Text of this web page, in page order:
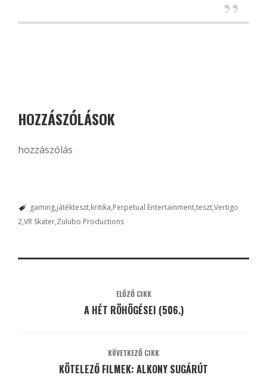
HOZZÁSZÓLÁSOK
hozzászólás
gaming játékteszt kritika Perpetual EntertainmenttesztVertigo
2VR Skater Zulubo Productions
ELŐZŐ CIKK
A HÉT RÖHÖGÉSEI (506.)
KÖVETKEZŐ CIKK
KÖTELEZŐ FILMEK: ALKONY SUGÁRÚT